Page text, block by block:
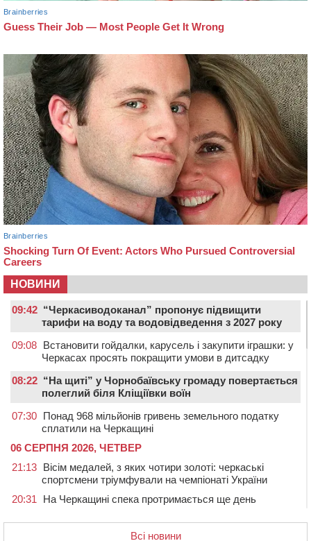
НОВИНИ
09:42 “Черкасиводоканал” пропонує підвищити
тарифи на воду та водовідведення з 2027 року
09:08 Встановити гойдалки, карусель і закупити іграшки: у
Черкасах просять покращити умови в дитсадку
08:22 “На щиті” у Чорнобаївську громаду повертається
полеглий біля Кліщіївки воїн
07:30 Понад 968 мільйонів гривень земельного податку
сплатили на Черкащині
06 СЕРПНЯ 2026, ЧЕТВЕР
21:13 Вісім медалей, з яких чотири золоті: черкаські
спортсмени тріумфували на чемпіонаті України
20:31
На Черкащині спека протримається ще день
переможцем Global Teacher Prize Ukraine 2023
Всі новини